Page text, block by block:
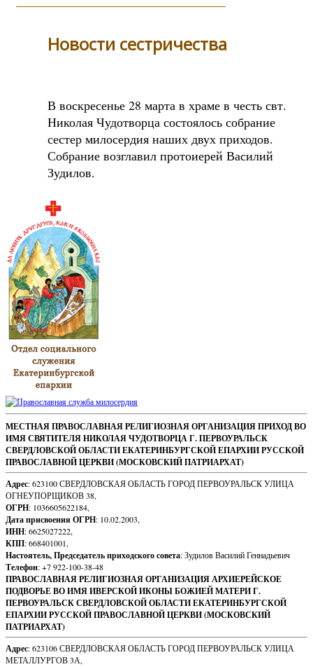
Новости сестричества
В воскресенье 28 марта в храме в честь свт.
Николая Чудотворца состоялось собрание
сестер милосердия наших двух приходов.
Собрание возглавил протоиерей Василий
Зудилов.
Sidebar
Footer
Content
МЕСТНАЯ ПРАВОСЛАВНАЯ РЕЛИГИОЗНАЯ ОРГАНИЗАЦИЯ ПРИХОД ВО
ИМЯ СВЯТИТЕЛЯ НИКОЛАЯ ЧУДОТВОРЦА Г. ПЕРВОУРАЛЬСК
СВЕРДЛОВСКОЙ ОБЛАСТИ ЕКАТЕРИНБУРГСКОЙ ЕПАРХИИ РУССКОЙ
ПРАВОСЛАВНОЙ ЦЕРКВИ (МОСКОВСКИЙ ПАТРИАРХАТ)
Адрес: 623100 СВЕРДЛОВСКАЯ ОБЛАСТЬ ГОРОД ПЕРВОУРАЛЬСК УЛИЦА
ОГНЕУПОРЩИКОВ 38,
ОГРН: 1036605622184,
Дата присвоения ОГРН: 10.02.2003,
ИНН: 6625027222,
КПП: 668401001,
Настоятель, Председатель приходского совета: Зудилов Василий Геннадьевич
Телефон: +7 922-100-38-48
ПРАВОСЛАВНАЯ РЕЛИГИОЗНАЯ ОРГАНИЗАЦИЯ АРХИЕРЕЙСКОЕ
ПОДВОРЬЕ ВО ИМЯ ИВЕРСКОЙ ИКОНЫ БОЖИЕЙ МАТЕРИ Г.
ПЕРВОУРАЛЬСК СВЕРДЛОВСКОЙ ОБЛАСТИ ЕКАТЕРИНБУРГСКОЙ
ЕПАРХИИ РУССКОЙ ПРАВОСЛАВНОЙ ЦЕРКВИ (МОСКОВСКИЙ
ПАТРИАРХАТ)
Адрес: 623106 СВЕРДЛОВСКАЯ ОБЛАСТЬ ГОРОД ПЕРВОУРАЛЬСК УЛИЦА
МЕТАЛЛУРГОВ 3А,